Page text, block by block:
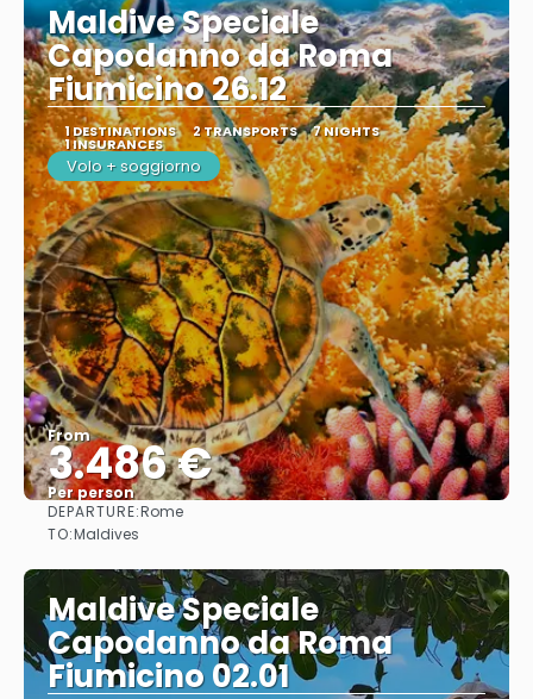
Maldive Speciale
Capodanno da Roma
Fiumicino 26.12
1 DESTINATIONS 2 TRANSPORTS 7 NIGHTS
1 INSURANCES
Volo + soggiorno
From
3.486 €
Per person
DEPARTURE:Rome
TO:Maldives
Maldive Speciale
Capodanno da Roma
Fiumicino 02.01